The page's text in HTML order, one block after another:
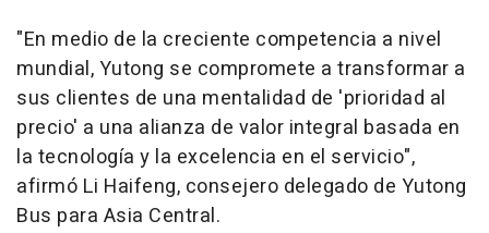
"En medio de la creciente competencia a nivel
mundial, Yutong se compromete a transformar a
sus clientes de una mentalidad de 'prioridad al
precio' a una alianza de valor integral basada en
la tecnología y la excelencia en el servicio",
afirmó Li Haifeng, consejero delegado de Yutong
Bus para Asia Central.